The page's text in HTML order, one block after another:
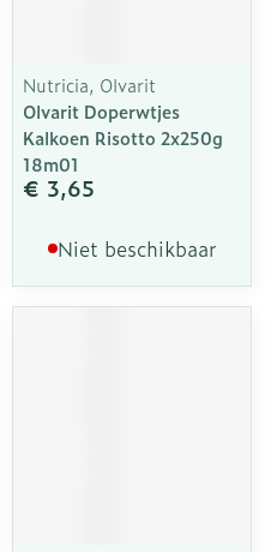
Nutricia, Olvarit
Olvarit Doperwtjes
Kalkoen Risotto 2x250g
18m01
€ 3,65
Niet beschikbaar